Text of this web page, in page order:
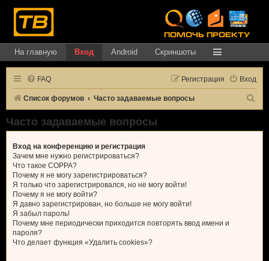
На главную Вход Android Скриншоты
FAQ Вход
Регистрация
Список форумов Часто задаваемые вопросы
и
Часто задаваемые вопросы
Вход на конференцию и регистрация
Зачем мне нужно регистрироваться?
Что такое COPPA?
Почему я не могу зарегистрироваться?
Я только что зарегистрировался, но не могу войти!
Почему я не могу войти?
Я давно зарегистрирован, но больше не могу войти!
Я забыл пароль!
Почему мне периодически приходится повторять ввод имени и
пароля?
Что делает функция «Удалить cookies»?